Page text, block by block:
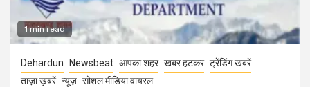
1 min read
Dehardun Newsbeat आपका शहर खबर हटकर ट्रेंडिंग खबरें
ताज़ा ख़बरें न्यूज़ सोशल मीडिया वायरल